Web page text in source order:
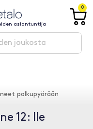
asiantuntija
0
polkupyörään
12: lle